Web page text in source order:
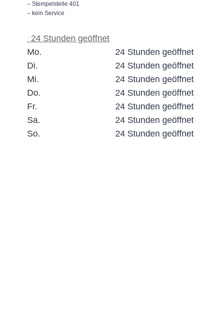
– Stempelstelle 401
– kein Service
: 24 Stunden geöffnet
Mo.
24 Stunden geöffnet
Di.
24 Stunden geöffnet
Mi.
24 Stunden geöffnet
Do.
24 Stunden geöffnet
Fr.
24 Stunden geöffnet
Sa.
24 Stunden geöffnet
So.
24 Stunden geöffnet